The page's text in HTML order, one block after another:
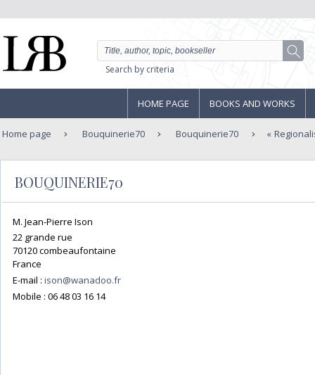
Search by criteria
HOME PAGE BOOKS AND WORKS
Home page Bouquinerie70 Bouquinerie70
BOUQUINERIE70
M. Jean-Pierre Ison
22 grande rue
70120 combeaufontaine
France
E-mail : ison@wanadoo.fr
Mobile : 06 48 03 16 14